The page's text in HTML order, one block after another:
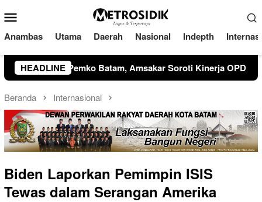
ke
kontenMobile
Anambas Utama Daerah Nasional Indepth
HEADLINE
OPD dan Optimalisasi Pendapatan Daerah
Beranda Internasional
Biden Laporkan Pemimpin ISIS
Tewas dalam Serangan Amerika